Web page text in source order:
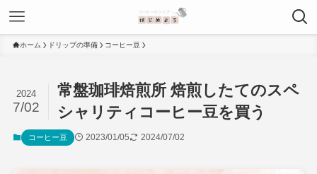
ホーム ドリップの準備 コーヒー豆
常盤珈琲焙煎所 焙煎したてのスペ
シャリティコーヒー豆を買う
2024
7/02
コーヒー豆 2023/01/05 2024/07/02